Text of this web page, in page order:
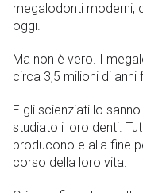
megalodonti moderni,
oggi.
Ma non è vero. I
circa 3,5 milioni di anni
E gli scienziati lo
studiato i loro denti.
producono e alla fine
corso della loro vita.